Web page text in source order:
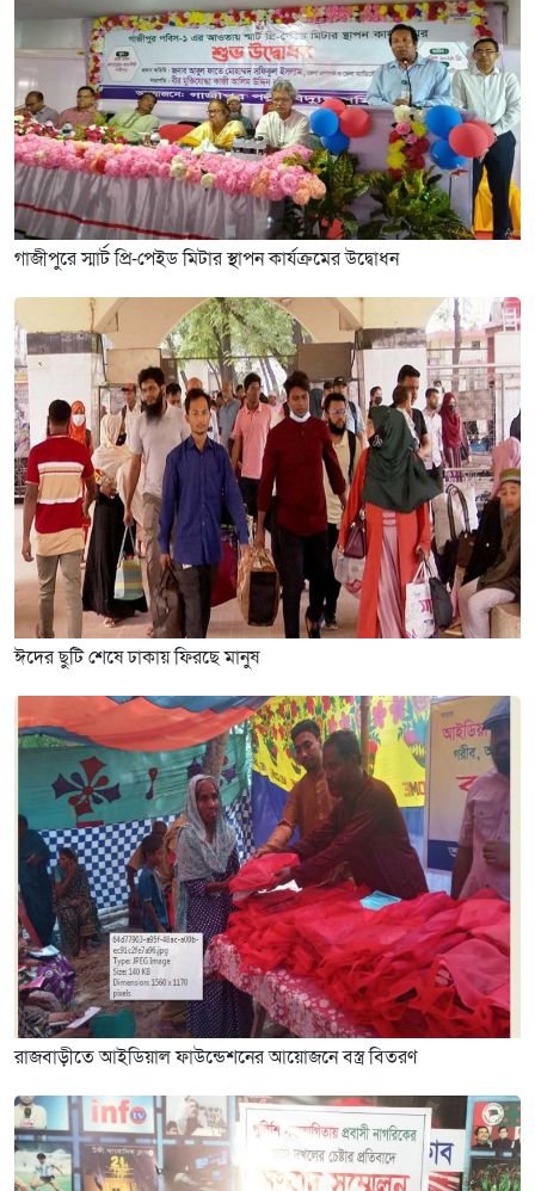
গাজীপুরে স্মার্ট প্রি-পেইড মিটার স্থাপন কার্যক্রমের উদ্বোধন
ঈদের ছুটি শেষে ঢাকায় ফিরছে মানুষ
রাজবাড়ীতে আইডিয়াল ফাউন্ডেশনের আয়োজনে বস্ত্র বিতরণ